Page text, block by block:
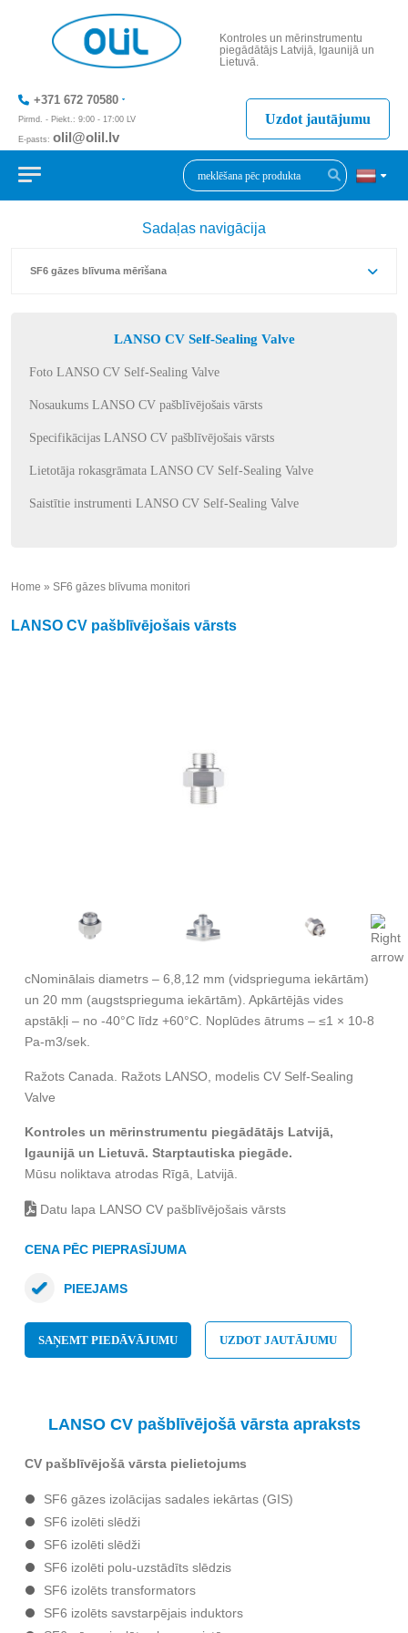
Kontroles un mērinstrumentu
piegādātājs Latvijā, Igaunijā un
Lietuvā.
+371 672 70580
Pirmd. - Piekt.: 9:00 - 17:00 LV
E-pasts: olil@olil.lv
+371 287 11411
Uzdot jautājumu
Sadaļas navigācija
SF6 gāzes blīvuma mērīšana
LANSO CV Self-Sealing Valve
Foto LANSO CV Self-Sealing Valve
Nosaukums LANSO CV pašblīvējošais vārsts
Specifikācijas LANSO CV pašblīvējošais vārsts
Lietotāja rokasgrāmata LANSO CV Self-Sealing Valve
Saistītie instrumenti LANSO CV Self-Sealing Valve
Home » SF6 gāzes blīvuma monitori
LANSO CV pašblīvējošais vārsts
cNominālais diametrs – 6,8,12 mm (vidsprieguma iekārtām)
un 20 mm (augstsprieguma iekārtām). Apkārtējās vides
apstākļi – no -40°C līdz +60°C. Noplūdes ātrums – ≤1 × 10-8
Pa-m3/sek.
Ražots Canada. Ražots LANSO, modelis CV Self-Sealing
Valve
Kontroles un mērinstrumentu piegādātājs Latvijā,
Igaunijā un Lietuvā. Starptautiska piegāde.
Mūsu noliktava atrodas Rīgā, Latvijā.
Datu lapa LANSO CV pašblīvējošais vārsts
CENA PĒC PIEPRASĪJUMA
PIEEJAMS
SAŅEMT PIEDĀVĀJUMU UZDOT JAUTĀJUMU
LANSO CV pašblīvējošā vārsta apraksts
CV pašblīvējošā vārsta pielietojums
SF6 gāzes izolācijas sadales iekārtas (GIS)
SF6 izolēti slēdži
SF6 izolēti slēdži
SF6 izolēti polu-uzstādīts slēdzis
SF6 izolēts transformators
SF6 izolēts savstarpējais induktors